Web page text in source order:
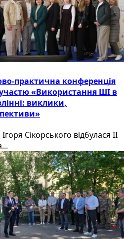
практична конференція
«Використання ШІ в
виклики,
Сікорського відбулася ІІ